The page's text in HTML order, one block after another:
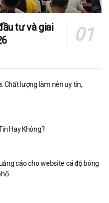
tư và giai
Chất lượng làm nên uy tín,
Hay Không?
cáo cho website cá độ bóng